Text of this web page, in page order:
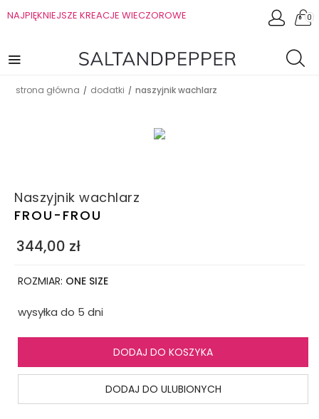
NAJPIĘKNIEJSZE KREACJE WIECZOROWE 0
strona główna / dodatki / naszyjnik wachlarz
Naszyjnik wachlarz
FROU-FROU
344,00 zł
ROZMIAR: ONE SIZE
wysyłka do 5 dni
DODAJ DO KOSZYKA
DODAJ DO ULUBIONYCH